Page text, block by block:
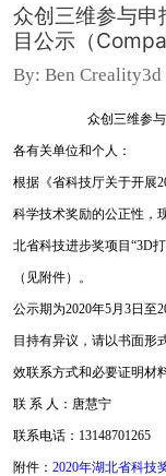
众创三维参与
目公示（
By: Ben Creality3d
众创三维参
各有关单位和个人：
根据《省科技厅关于开展
科学技术奖励的公正性，
北省科技进步奖项目“3D
（见附件）。
公示期为2020年5月3日至
目持有异议，请以书面形
效联系方式和必要证明材
联 系 人：唐慧宁
联系电话：13148701265
附件： 2020年湖北省科技